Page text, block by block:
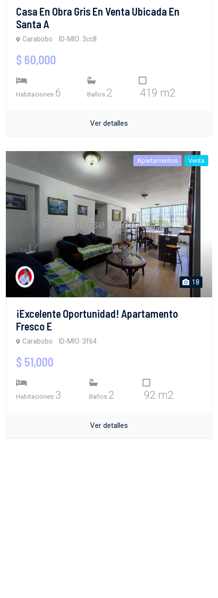
Casa En Obra Gris En Venta Ubicada En
Santa A
Carabobo ID-MIO: 3cc8
$ 60,000
Habitaciones 6 Baños 2 419 m2
Ver detalles
Apartamentos Venta
18
¡Excelente Oportunidad! Apartamento
Fresco E
Carabobo ID-MIO: 3f64
$ 51,000
Habitaciones 3 Baños 2 92 m2
Ver detalles